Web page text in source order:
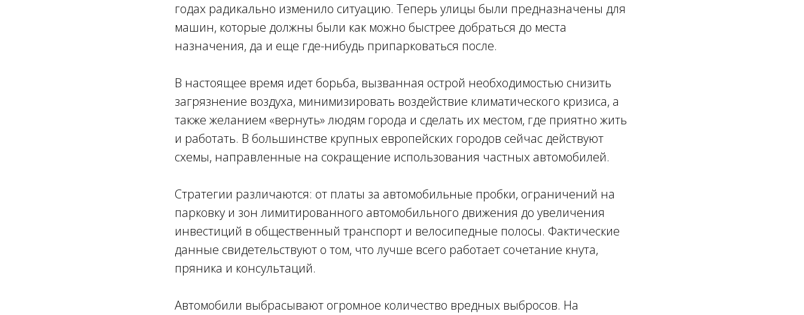
годах радикально изменило ситуацию. Теперь улицы были предназначены для
машин, которые должны были как можно быстрее добраться до места
назначения, да и еще где-нибудь припарковаться после.
В настоящее время идет борьба, вызванная острой необходимостью снизить
загрязнение воздуха, минимизировать воздействие климатического кризиса, а
также желанием «вернуть» людям города и сделать их местом, где приятно жить
и работать. В большинстве крупных европейских городов сейчас действуют
схемы, направленные на сокращение использования частных автомобилей.
Стратегии различаются: от платы за автомобильные пробки, ограничений на
парковку и зон лимитированного автомобильного движения до увеличения
инвестиций в общественный транспорт и велосипедные полосы. Фактические
данные свидетельствуют о том, что лучше всего работает сочетание кнута,
пряника и консультаций.
Автомобили выбрасывают огромное количество вредных выбросов. На